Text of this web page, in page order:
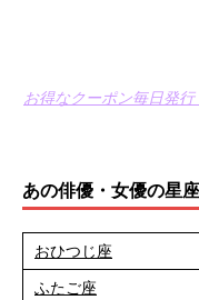
お得なクーポン毎日発
あの俳優・女優の星
おひつじ座
ふたご座